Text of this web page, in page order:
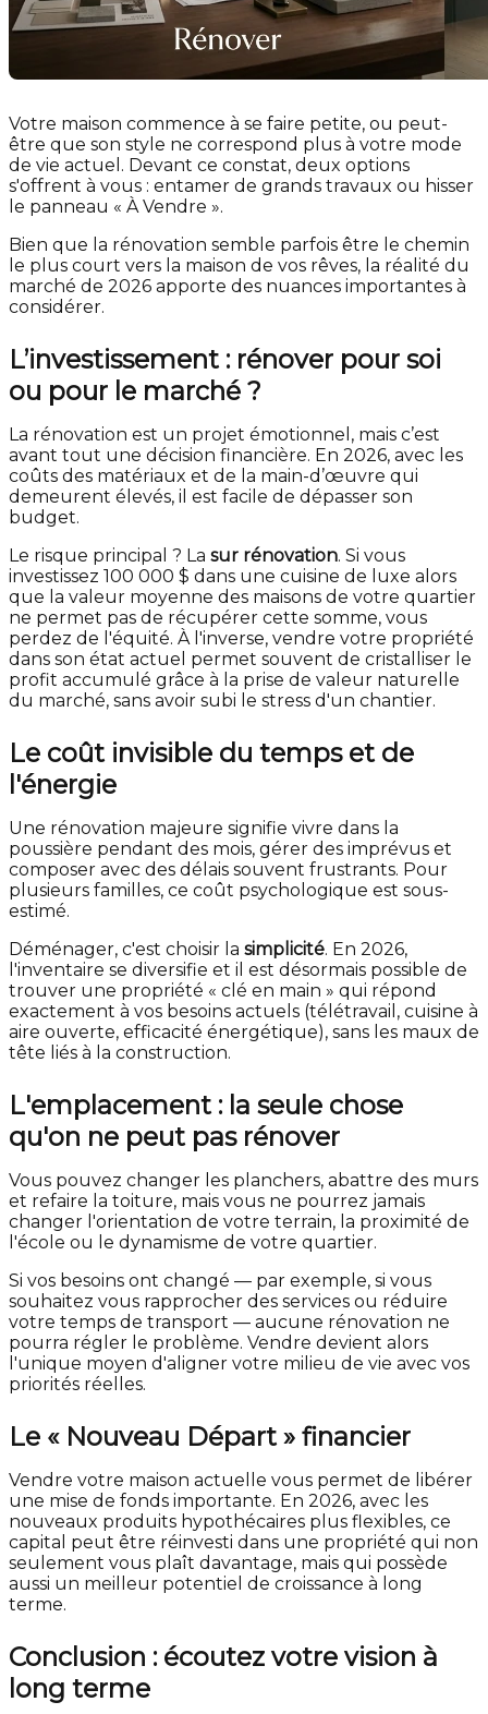
Votre maison commence à se faire petite, ou peut-
être que son style ne correspond plus à votre mode
de vie actuel. Devant ce constat, deux options
s'offrent à vous : entamer de grands travaux ou hisser
le panneau « À Vendre ».
Bien que la rénovation semble parfois être le chemin
le plus court vers la maison de vos rêves, la réalité du
marché de 2026 apporte des nuances importantes à
considérer.
L’investissement : rénover pour soi
ou pour le marché ?
La rénovation est un projet émotionnel, mais c’est
avant tout une décision financière. En 2026, avec les
coûts des matériaux et de la main-d’œuvre qui
demeurent élevés, il est facile de dépasser son
budget.
Le risque principal ? La sur rénovation. Si vous
investissez 100 000 $ dans une cuisine de luxe alors
que la valeur moyenne des maisons de votre quartier
ne permet pas de récupérer cette somme, vous
perdez de l'équité. À l'inverse, vendre votre propriété
dans son état actuel permet souvent de cristalliser le
profit accumulé grâce à la prise de valeur naturelle
du marché, sans avoir subi le stress d'un chantier.
Le coût invisible du temps et de
l'énergie
Une rénovation majeure signifie vivre dans la
poussière pendant des mois, gérer des imprévus et
composer avec des délais souvent frustrants. Pour
plusieurs familles, ce coût psychologique est sous-
estimé.
Déménager, c'est choisir la simplicité. En 2026,
l'inventaire se diversifie et il est désormais possible de
trouver une propriété « clé en main » qui répond
exactement à vos besoins actuels (télétravail, cuisine à
aire ouverte, efficacité énergétique), sans les maux de
tête liés à la construction.
L'emplacement : la seule chose
qu'on ne peut pas rénover
Vous pouvez changer les planchers, abattre des murs
et refaire la toiture, mais vous ne pourrez jamais
changer l'orientation de votre terrain, la proximité de
l'école ou le dynamisme de votre quartier.
Si vos besoins ont changé — par exemple, si vous
souhaitez vous rapprocher des services ou réduire
votre temps de transport — aucune rénovation ne
pourra régler le problème. Vendre devient alors
l'unique moyen d'aligner votre milieu de vie avec vos
priorités réelles.
Le « Nouveau Départ » financier
Vendre votre maison actuelle vous permet de libérer
une mise de fonds importante. En 2026, avec les
nouveaux produits hypothécaires plus flexibles, ce
capital peut être réinvesti dans une propriété qui non
seulement vous plaît davantage, mais qui possède
aussi un meilleur potentiel de croissance à long
terme.
Conclusion : écoutez votre vision à
long terme